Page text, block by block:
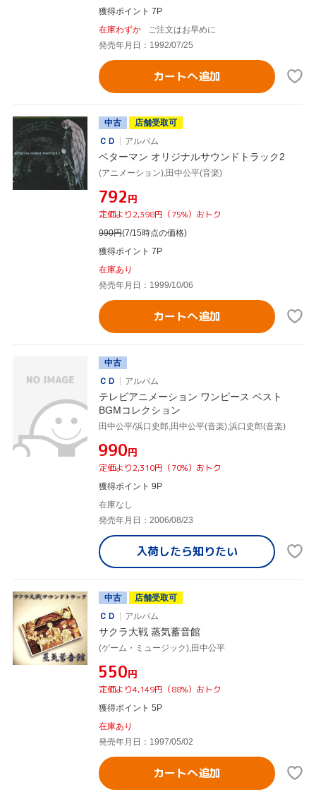
獲得ポイント 7P
在庫わずか
ご注文はお早めに
発売年月日：1992/07/25
カートへ追加
中古
店舗受取可
ＣＤ
アルバム
ベターマン オリジナルサウンドトラック2
(アニメーション),田中公平(音楽)
¥792円
定価より2,398円（75%）おトク
990円(7/15時点の価格)
獲得ポイント 7P
在庫あり
発売年月日：1999/10/06
カートへ追加
中古
ＣＤ
アルバム
テレビアニメーション ワンピース ベスト
BGMコレクション
田中公平/浜口史郎,田中公平(音楽),浜口史郎(音楽)
¥990円
定価より2,310円（70%）おトク
獲得ポイント 9P
在庫なし
発売年月日：2006/08/23
入荷したら知りたい
中古
店舗受取可
ＣＤ
アルバム
サクラ大戦 蒸気蓄音館
(ゲーム・ミュージック),田中公平
¥550円
定価より4,149円（88%）おトク
獲得ポイント 5P
在庫あり
発売年月日：1997/05/02
カートへ追加